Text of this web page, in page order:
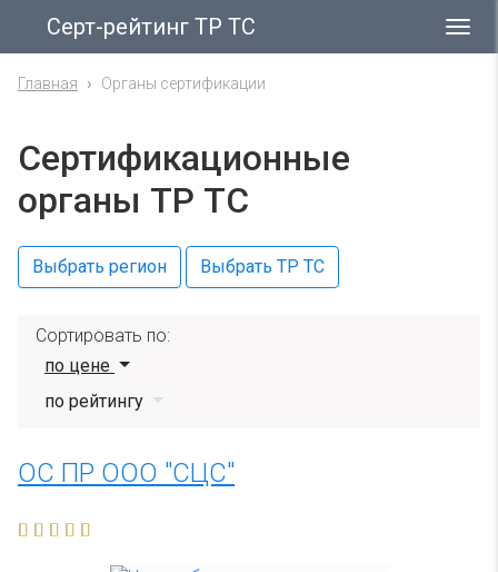
Серт-рейтинг ТР ТС
Главная Органы сертификации
Сертификационные
органы ТР ТС
Выбрать регион Выбрать ТР ТС
Сортировать по:
по цене
по рейтингу
ОС ПР ООО "СЦС"